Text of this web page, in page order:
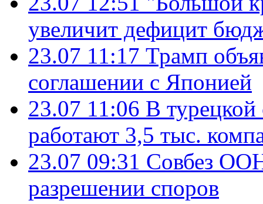
увеличит дефицит
23.07 11:17 Трамп
соглашении с Японией
23.07 11:06 В
работают 3,5 тыс.
23.07 09:31 Совбез
разрешении споров